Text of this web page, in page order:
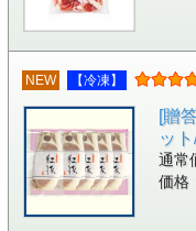
NEW 【冷凍】
[贈
ッ
通常
価格